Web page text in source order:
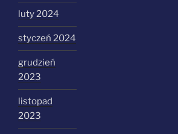
luty 2024
styczeń 2024
grudzień
2023
listopad
2023